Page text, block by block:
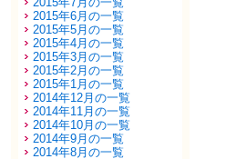
2015年6月の一覧
2015年5月の一覧
2015年4月の一覧
2015年3月の一覧
2015年2月の一覧
2015年1月の一覧
2014年12月の一覧
2014年11月の一覧
2014年10月の一覧
2014年9月の一覧
2014年8月の一覧